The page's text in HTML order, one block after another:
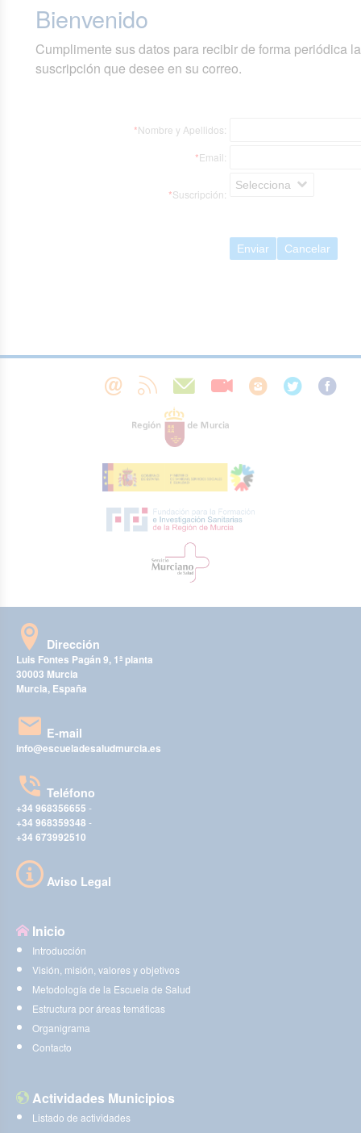
Bienvenido
Cumplimente sus datos para recibir de forma periódica
suscripción que desee en su correo.
*Nombre y Apellidos:
*Email:
*Suscripción:
Selecciona
Enviar Cancelar
Dirección
Luis Fontes Pagán 9, 1ª planta
30003 Murcia
Murcia, España
E-mail
info@escueladesaludmurcia.es
Teléfono
+34 968356655 -
+34 968359348 -
+34 673992510
Aviso Legal
Inicio
Introducción
Visión, misión, valores y objetivos
Metodología de la Escuela de Salud
Estructura por áreas temáticas
Organigrama
Contacto
Actividades Municipios
Listado de actividades